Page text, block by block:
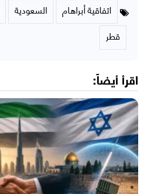
اتفاقية أبراهام السعودية
قطر
اقرأ أيضاً: